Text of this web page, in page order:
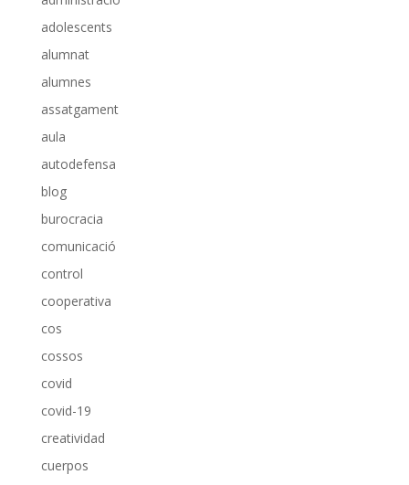
adolescents
alumnat
alumnes
assatgament
aula
autodefensa
blog
burocracia
comunicació
control
cooperativa
cos
cossos
covid
covid-19
creatividad
cuerpos